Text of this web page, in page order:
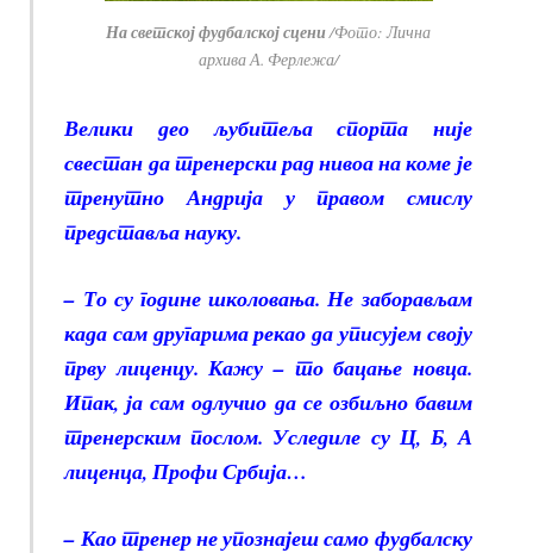
На светској фудбалској сцени/Фото: Лична
архива А. Ферлежа/
Велики део љубитеља спорта није
свестан да тренерски рад нивоа на коме је
тренутно Андрија у правом смислу
представља науку.
– То су године школовања. Не заборављам
када сам другарима рекао да уписујем своју
прву лиценцу. Кажу – то бацање новца.
Ипак, ја сам одлучио да се озбиљно бавим
тренерским послом. Уследиле су Ц, Б, А
лиценца, Профи Србија…
– Као тренер не упознајеш само фудбалску